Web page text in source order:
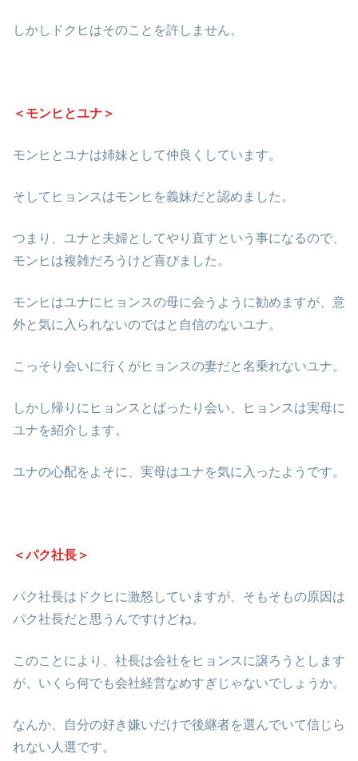
しかしドクヒはそのことを許しません。
＜モンヒとユナ＞
モンヒとユナは姉妹として仲良くしています。
そしてヒョンスはモンヒを義妹だと認めました。
つまり、ユナと夫婦としてやり直すという事になるので、
モンヒは複雑だろうけど喜びました。
モンヒはユナにヒョンスの母に会うように勧めますが、意
外と気に入られないのではと自信のないユナ。
こっそり会いに行くがヒョンスの妻だと名乗れないユナ。
しかし帰りにヒョンスとばったり会い、ヒョンスは実母に
ユナを紹介します。
ユナの心配をよそに、実母はユナを気に入ったようです。
＜パク社長＞
パク社長はドクヒに激怒していますが、そもそもの原因は
パク社長だと思うんですけどね。
このことにより、社長は会社をヒョンスに譲ろうとします
が、いくら何でも会社経営なめすぎじゃないでしょうか。
なんか、自分の好き嫌いだけで後継者を選んでいて信じら
れない人選です。